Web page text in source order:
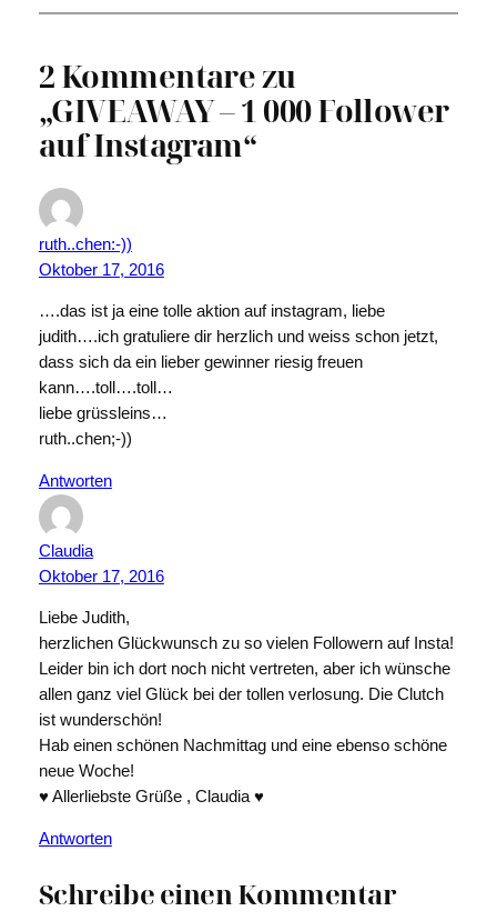
2 Kommentare zu
„GIVEAWAY – 1 000 Follower
auf Instagram“
ruth..chen:-))
Oktober 17, 2016
….das ist ja eine tolle aktion auf instagram, liebe
judith….ich gratuliere dir herzlich und weiss schon jetzt,
dass sich da ein lieber gewinner riesig freuen
kann….toll….toll…
liebe grüssleins…
ruth..chen;-))
Antworten
Claudia
Oktober 17, 2016
Liebe Judith,
herzlichen Glückwunsch zu so vielen Followern auf Insta!
Leider bin ich dort noch nicht vertreten, aber ich wünsche
allen ganz viel Glück bei der tollen verlosung. Die Clutch
ist wunderschön!
Hab einen schönen Nachmittag und eine ebenso schöne
neue Woche!
♥ Allerliebste Grüße , Claudia ♥
Antworten
Schreibe einen Kommentar